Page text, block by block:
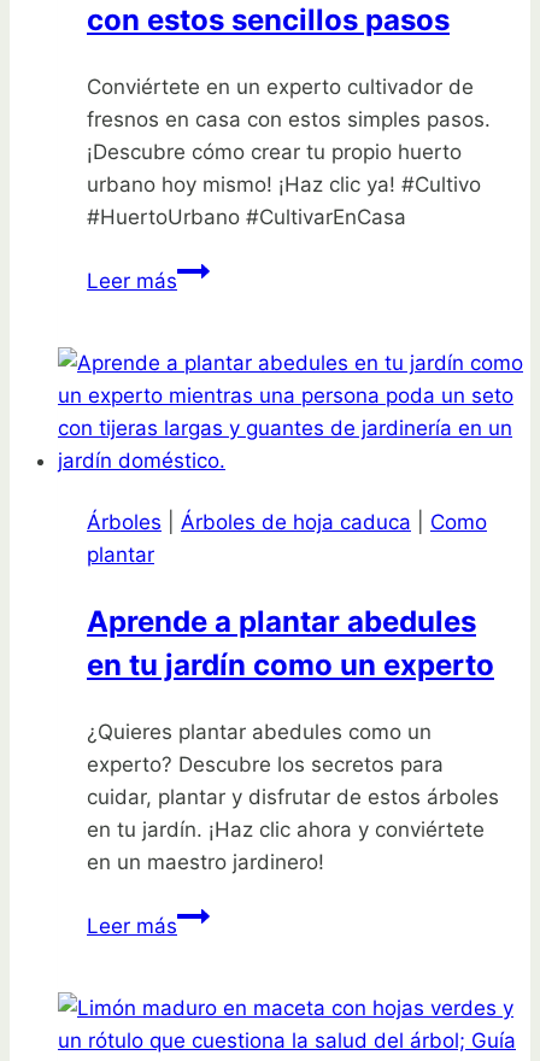
con estos sencillos pasos
Conviértete en un experto cultivador de
fresnos en casa con estos simples pasos.
¡Descubre cómo crear tu propio huerto
urbano hoy mismo! ¡Haz clic ya! #Cultivo
#HuertoUrbano #CultivarEnCasa
Leer másCultiva
fresnos
con
estos
sencillos
Árboles
Árboles de hoja caduca
Como
plantar
Aprende a plantar abedules
en tu jardín como un experto
¿Quieres plantar abedules como un
experto? Descubre los secretos para
cuidar, plantar y disfrutar de estos árboles
en tu jardín. ¡Haz clic ahora y conviértete
en un maestro jardinero!
Leer másAprende
abedules
en